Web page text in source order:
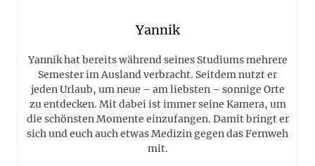
Yannik
Yannik hat bereits während seines Studiums mehrere
Semester im Ausland verbracht. Seitdem nutzt er
jeden Urlaub, um neue – am liebsten – sonnige Orte
zu entdecken. Mit dabei ist immer seine Kamera, um
die schönsten Momente einzufangen. Damit bringt er
sich und euch auch etwas Medizin gegen das Fernweh
mit.